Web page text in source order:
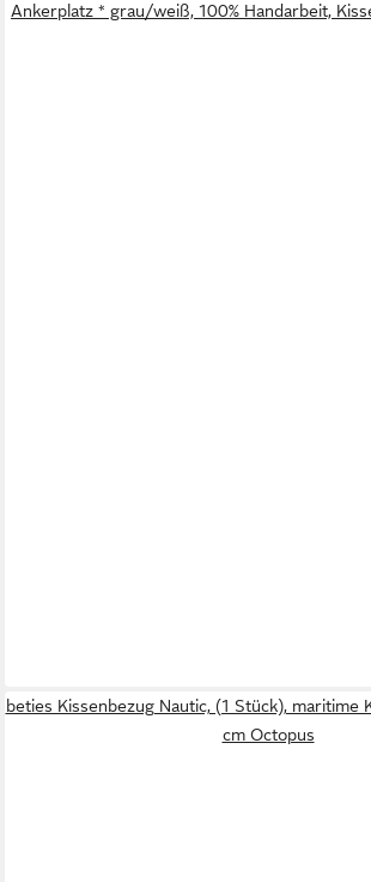
Ankerplatz * grau/weiß, 100% Handarbeit,
beties Kissenbezug Nautic, (1 Stück), maritime
cm Octopus